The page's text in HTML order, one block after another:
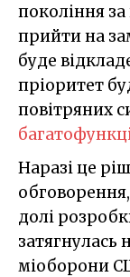
покоління
прийти на
буде
пріоритет
повітряних
Наразі це
долі
затягнулась
міоборони